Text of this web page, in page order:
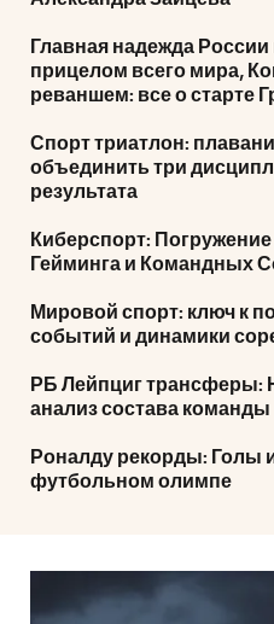
Главная надежда
прицелом всего мира,
реваншем: все о старте
Спорт триатлон:
объединить три
результата
Киберспорт:
Гейминга и Командных
Мировой спорт: ключ к
событий и динамики
РБ Лейпциг трансферы:
анализ состава команды
Роналду рекорды: Голы
футбольном олимпе